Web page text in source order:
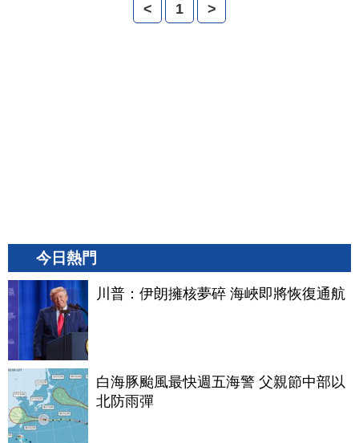
< 1 >
今日熱門
川普：伊朗擁核夢碎 海峽即將恢復通航
白海豚颱風最快週五海警 父親節中部以
北防雨彈